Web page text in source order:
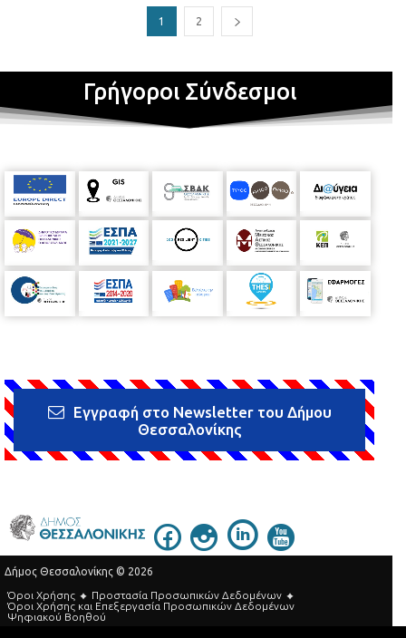
1 2
Γρήγοροι Σύνδεσμοι
Εγγραφή στο Newsletter του Δήμου
Θεσσαλονίκης
Δήμος Θεσσαλονίκης © 2026
Όροι Χρήσης
Προστασία Προσωπικών Δεδομένων
Όροι Xρήσης και Eπεξεργασία Προσωπικών Δεδομένων
Ψηφιακού Βοηθού